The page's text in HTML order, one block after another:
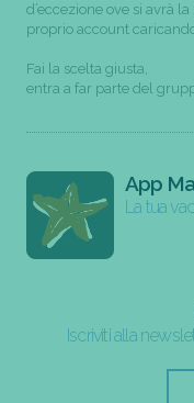
d’eccezione ove si avrà
proprio account
Fai la scelta giusta,
entra a far parte del
App
La tua
Iscriviti alla